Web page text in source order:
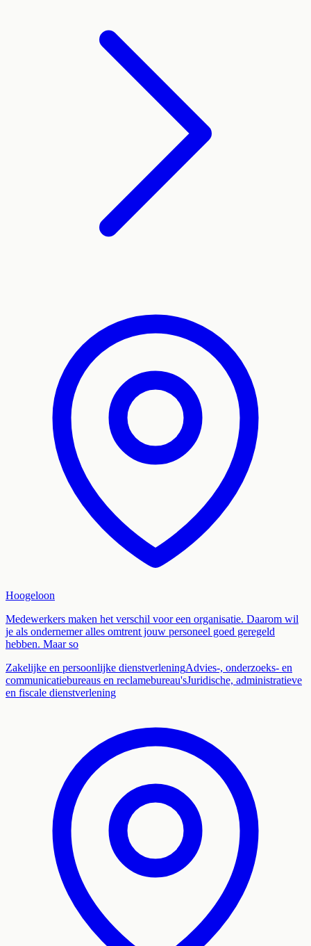
Hoogeloon
Medewerkers maken het verschil voor een organisatie. Daarom wil
je als ondernemer alles omtrent jouw personeel goed geregeld
hebben. Maar so
Zakelijke en persoonlijke dienstverleningAdvies-, onderzoeks- en
communicatiebureaus en reclamebureau'sJuridische, administratieve
en fiscale dienstverlening